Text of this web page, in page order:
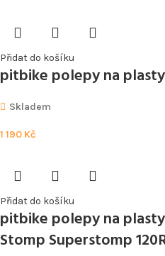
Přidat do košíku
pitbike polepy na
Skladem
1 190 Kč
Přidat do košíku
pitbike polepy na
Stomp Superstomp